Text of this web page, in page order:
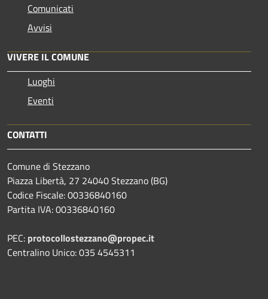
Comunicati
Avvisi
VIVERE IL COMUNE
Luoghi
Eventi
CONTATTI
Comune di Stezzano
Piazza Libertà, 27 24040 Stezzano (BG)
Codice Fiscale: 00336840160
Partita IVA: 00336840160
PEC: protocollostezzano@propec.it
Centralino Unico: 035 4545311